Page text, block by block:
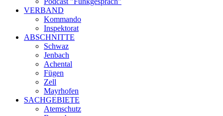
VERBAND
Kommando
Inspektorat
ABSCHNITTE
Schwaz
Jenbach
Achental
Fügen
Zell
Mayrhofen
SACHGEBIETE
Atemschutz